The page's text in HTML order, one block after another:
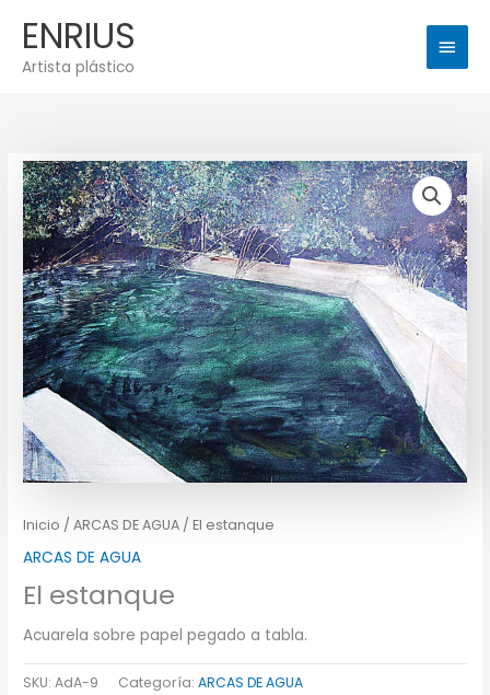
contenido
ENRIUS
Artista plástico
Inicio /ARCAS DE AGUA / El estanque
ARCAS DE AGUA
El estanque
Acuarela sobre papel pegado a tabla.
SKU:AdA-9 Categoría:ARCAS DE AGUA